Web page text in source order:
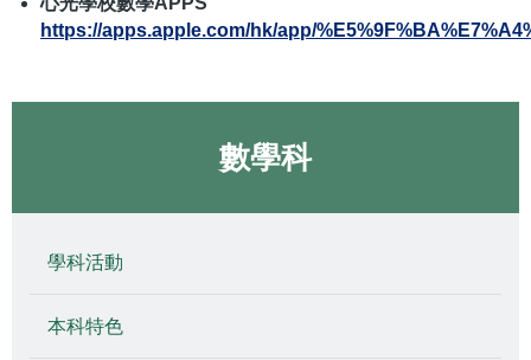
https://apps.apple.com/hk/app/
數學科
學科活動
本科特色